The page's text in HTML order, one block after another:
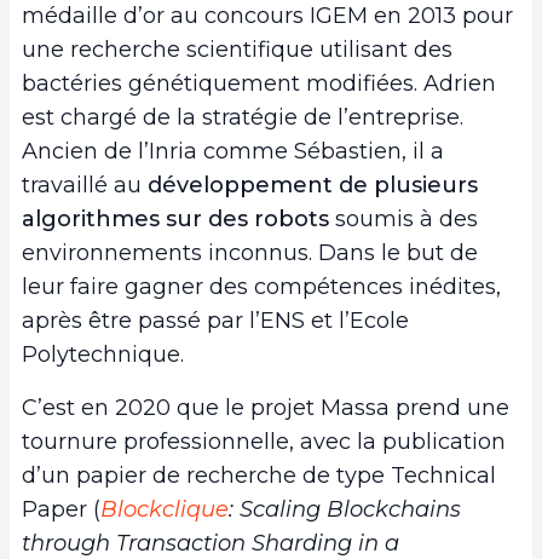
médaille d’or au concours IGEM en 2013 pour
une recherche scientifique utilisant des
bactéries génétiquement modifiées. Adrien
est chargé de la stratégie de l’entreprise.
Ancien de l’Inria comme Sébastien, il a
travaillé au développement de plusieurs
algorithmes sur des robots soumis à des
environnements inconnus. Dans le but de
leur faire gagner des compétences inédites,
après être passé par l’ENS et l’Ecole
Polytechnique.
C’est en 2020 que le projet Massa prend une
tournure professionnelle, avec la publication
d’un papier de recherche de type Technical
Paper (Blockclique: Scaling Blockchains
through Transaction Sharding in a